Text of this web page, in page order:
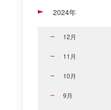
2024年
12月
11月
10月
9月